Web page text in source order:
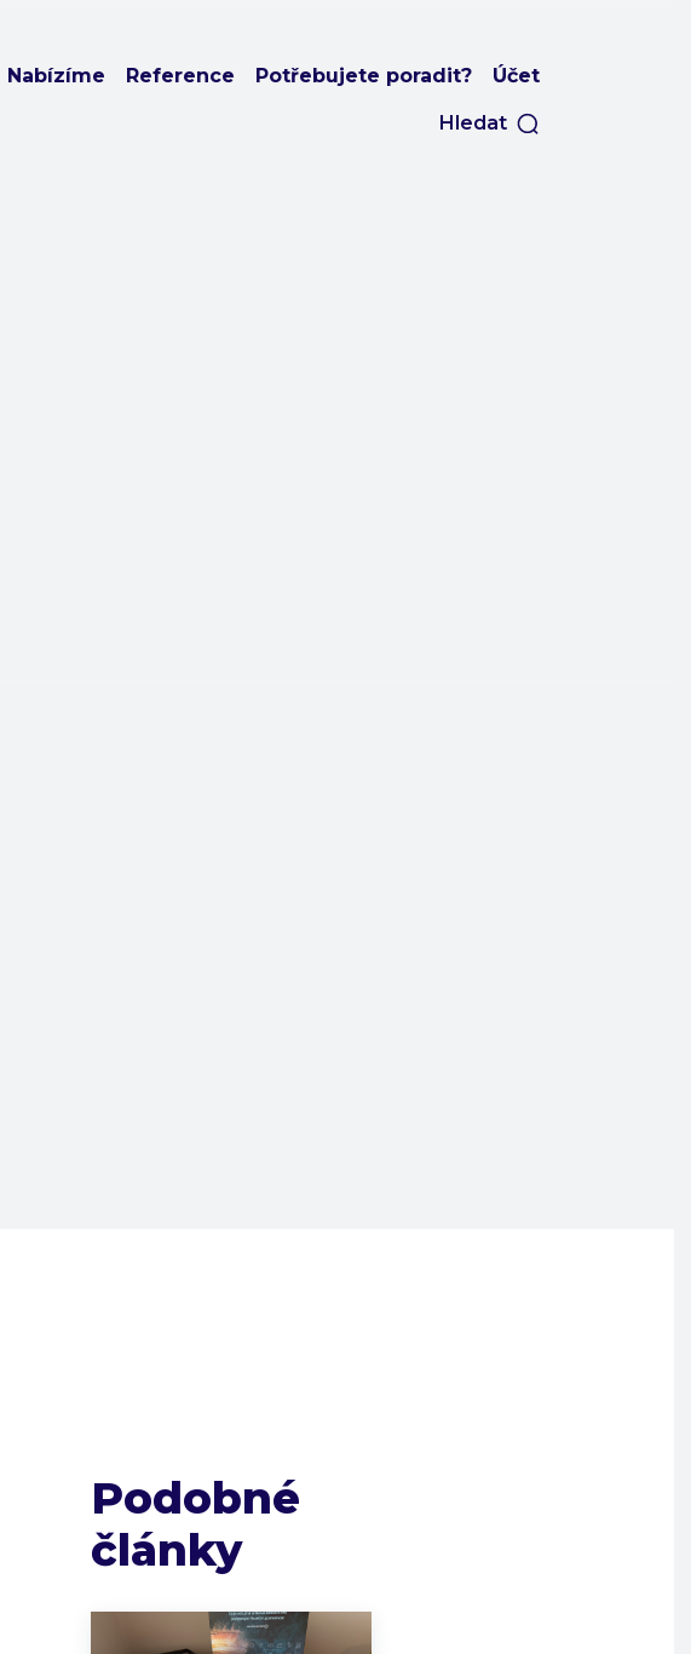
Nabízíme Reference Potřebujete poradit? Účet
Hledat
Podobné
články